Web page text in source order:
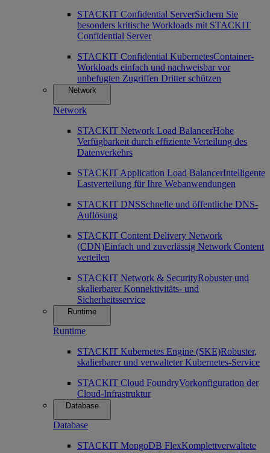
STACKIT Confidential ServerSichern Sie
besonders kritische Workloads mit STACKIT
Confidential Server
STACKIT Confidential KubernetesContainer-
Workloads einfach und nachweisbar vor
unbefugten Zugriffen Dritter schützen
Network
Network
STACKIT Network Load BalancerHohe
Verfügbarkeit durch effiziente Verteilung des
Datenverkehrs
STACKIT Application Load BalancerIntelligente
Lastverteilung für Ihre Webanwendungen
STACKIT DNSSchnelle und öffentliche DNS-
Auflösung
STACKIT Content Delivery Network
(CDN)Einfach und zuverlässig Network Content
verteilen
STACKIT Network & SecurityRobuster und
skalierbarer Konnektivitäts- und
Sicherheitsservice
Runtime
Runtime
STACKIT Kubernetes Engine (SKE)Robuster,
skalierbarer und verwalteter Kubernetes-Service
STACKIT Cloud FoundryVorkonfiguration der
Cloud-Infrastruktur
Database
Database
STACKIT MongoDB FlexKomplettverwaltete